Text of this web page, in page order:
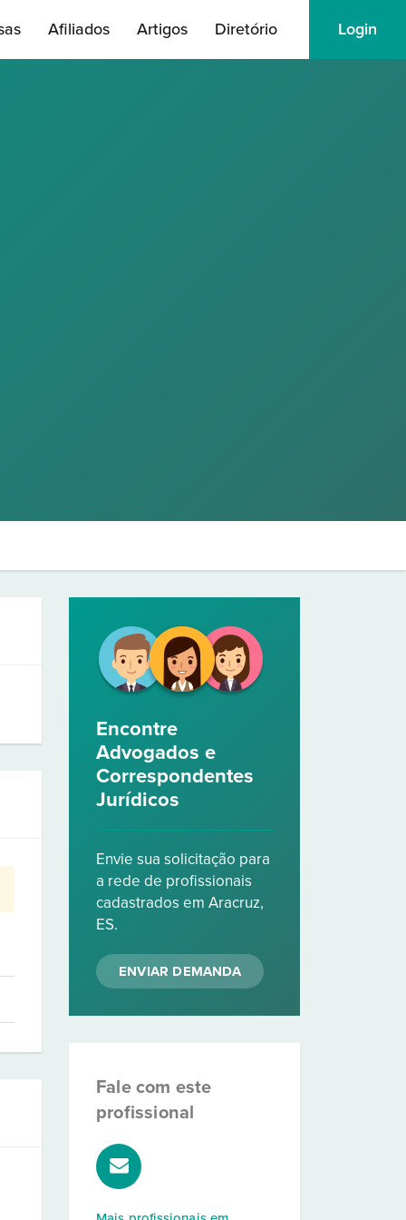
Afiliados Artigos Diretório Login
Encontre
Advogados e
Correspondentes
Jurídicos
Envie sua solicitação para
a rede de profissionais
cadastrados em Aracruz,
ES.
ENVIAR DEMANDA
Fale com este
profissional